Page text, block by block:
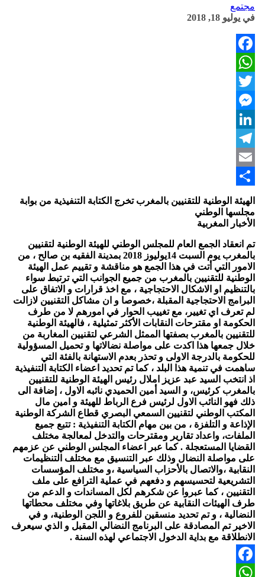
مجتمع
في يوليو 18, 2018
Facebook
WhatsApp
Twitter
Messenger
LinkedIn
Telegram
Email
Share
الهيئة الوطنية للتقنيين بالمغرب تخرج الكتابة التنفيذية من بوابة
مجلسها الوطني
الأخبار المغربية
تم انعقاد الجمع العام للمجلس الوطني للهيئة الوطنية لتقنيين
بالمغرب يوم السبت 14يوليوز 2018 بمدينة الفقيه بن صالح ، من
الامور التي أتت في هذا الجمع هو مناقشة و تقييم عمل الهيئة
الوطنية للتقنيين بالمغرب من جميع الجوانب التي ترتبط سواء
بالتنظيم او الاشكال الاحتجاجية ، مع اخذ قرارات و الاتفاق على
البرامج الاحتجاجية المقبلة ،خصوصا و ان مشاكل التقنيين لازالت
لم تعرف اي تغيير، مع تغييب الحوار في امورهم لا من طرف
الحكومة او مقترحات النقابات الأكثر تمثيلية ، فالهيئة الوطنية
للتقنيين بالمغرب بصفتها الممثل الشرعي لتقنيين المغاربة من
خلال جمعها هذا اكدت على مواصلة نضالاتها و تحميل المسؤولية
للحكومة بالدرجة الاولى و تحذر بعدم الاستهانة بالفئة التي
ساهمت في تنمية هذا البلد ، كما تم تحديد اعضاء الكتابة التنفيذية
اذ انتخب السيد عبد عزيز املال رئيس الهيئة الوطنية للتقنيين
بالمغرب كرئيس، و السيد أمين الحميدي نائبه الاول ، إضافة الى
ذلك فهو النائب الاول لرئيس فرع الرباط للهيئة و امين مال
المكتب الوطني لتقنيين السمعي البصري قطاع الشركة الوطنية
الإذاعة و التلفزة ، من بين مهام الكتابة التنفيذية : تتبع جميع
الملفات، واعداد تقارير ومقترحات والتدخل لمعالجة مختلف
القضايا المستعجلة . كما عبر اعضاء المجلس الوطني عن عزمهم
على مواصلة النضال وذلك عبر التنسيق مع مختلف التنظيمات
النقابية ،والاتصال بالأحزاب السياسية ،و مختلف المؤسسات
التشريعية لتحسيسهم و دفعهم في عملية الترافع على ملف
التقنيين ، كما عبروا عن شكرهم لكل المساندات و الدعم من
طرف الهيئات النقابية عن طريق بلاغاتها وفي مختلف محطاتها
النضالية ، و تم تحديد منسقين للفروع و اللجن الوطنية، و في
الاخير تم المصادقة على البرنامج النضالي المقبل و الذي سيعرف
الانطلاقة مع بداية الدخول الاجتماعي لهذه السنة .
Facebook